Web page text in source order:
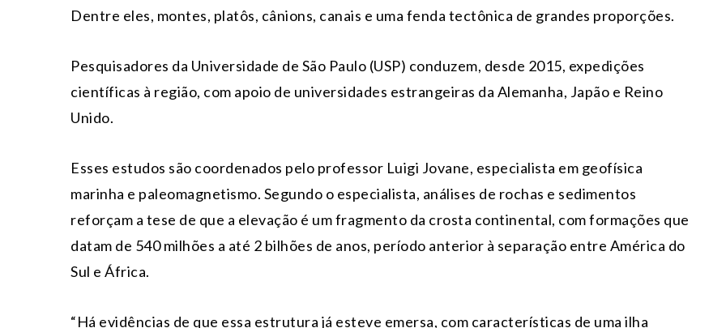
Dentre eles, montes, platôs, cânions, canais e uma fenda tectônica de grandes proporções.
Pesquisadores da Universidade de São Paulo (USP) conduzem, desde 2015, expedições
científicas à região, com apoio de universidades estrangeiras da Alemanha, Japão e Reino
Unido.
Esses estudos são coordenados pelo professor Luigi Jovane, especialista em geofísica
marinha e paleomagnetismo. Segundo o especialista, análises de rochas e sedimentos
reforçam a tese de que a elevação é um fragmento da crosta continental, com formações que
datam de 540 milhões a até 2 bilhões de anos, período anterior à separação entre América do
Sul e África.
“Há evidências de que essa estrutura já esteve emersa, com características de uma ilha